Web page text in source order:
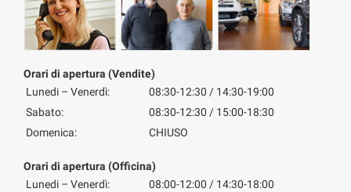
Orari di apertura (Vendite)
Lunedi – Venerdì:
08:30-12:30 / 14:30-19:00
Sabato:
08:30-12:30 / 15:00-18:30
Domenica:
CHIUSO
Orari di apertura (Officina)
Lunedi – Venerdì:
08:00-12:00 / 14:30-18:00